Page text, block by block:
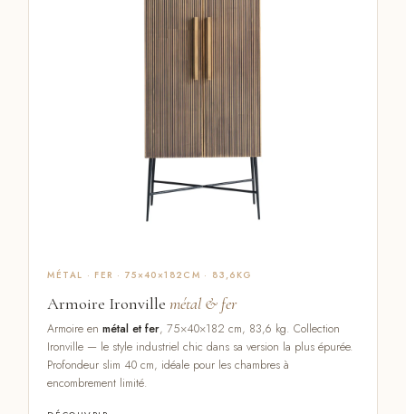
MÉTAL · FER · 75×40×182CM · 83,6KG
Armoire Ironvillemétal & fer
Armoire enmétal et fer, 75×40×182 cm, 83,6 kg. Collection
Ironville — le style industriel chic dans sa version la plus épurée.
Profondeur slim 40 cm, idéale pour les chambres à
encombrement limité.